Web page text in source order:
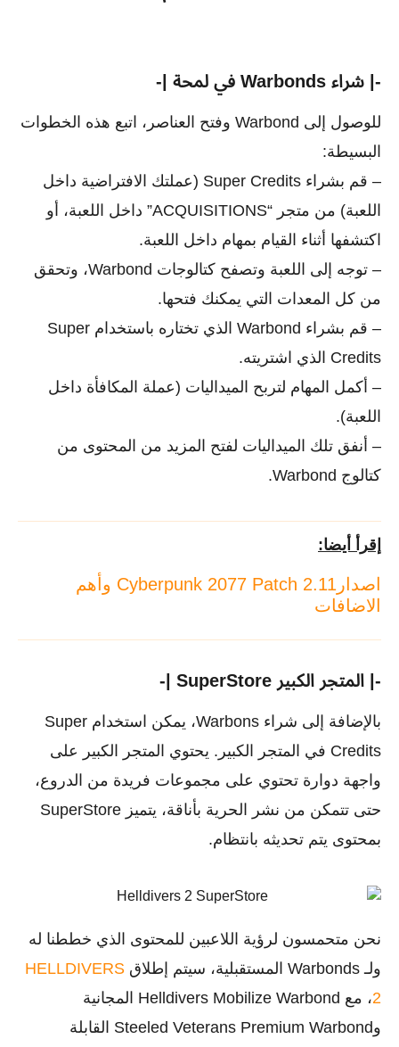
-| شراء Warbonds في لمحة |-
للوصول إلى Warbond وفتح العناصر، اتبع هذه الخطوات
البسيطة:
– قم بشراء Super Credits (عملتك الافتراضية داخل
اللعبة) من متجر “ACQUISITIONS” داخل اللعبة، أو
اكتشفها أثناء القيام بمهام داخل اللعبة.
– توجه إلى اللعبة وتصفح كتالوجات Warbond، وتحقق
من كل المعدات التي يمكنك فتحها.
– قم بشراء Warbond الذي تختاره باستخدام Super
Credits الذي اشتريته.
– أكمل المهام لتربح الميداليات (عملة المكافأة داخل
اللعبة).
– أنفق تلك الميداليات لفتح المزيد من المحتوى من
كتالوج Warbond.
إقرأ أيضا:
اصدارCyberpunk 2077 Patch 2.11 وأهم
الاضافات
-| المتجر الكبير SuperStore |-
بالإضافة إلى شراء Warbons، يمكن استخدام Super
Credits في المتجر الكبير. يحتوي المتجر الكبير على
واجهة دوارة تحتوي على مجموعات فريدة من الدروع،
حتى تتمكن من نشر الحرية بأناقة، يتميز SuperStore
بمحتوى يتم تحديثه بانتظام.
نحن متحمسون لرؤية اللاعبين للمحتوى الذي خططنا له
ولـ Warbonds المستقبلية، سيتم إطلاق
HELLDIVERS
2
، مع Helldivers Mobilize Warbond المجانية
وSteeled Veterans Premium Warbond القابلة